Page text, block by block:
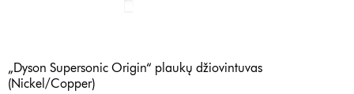
„Dyson Supersonic Origin“ plaukų džiovintuvas
(Nickel/Copper)